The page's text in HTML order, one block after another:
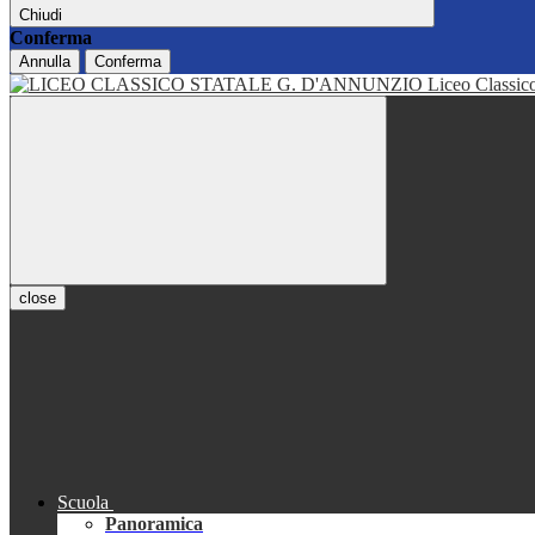
Chiudi
Conferma
Annulla Conferma
Liceo
close
Scuola
Panoramica